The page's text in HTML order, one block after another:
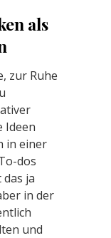
als
zur Ruhe
Ideen
in einer
dos
ja
in der
und